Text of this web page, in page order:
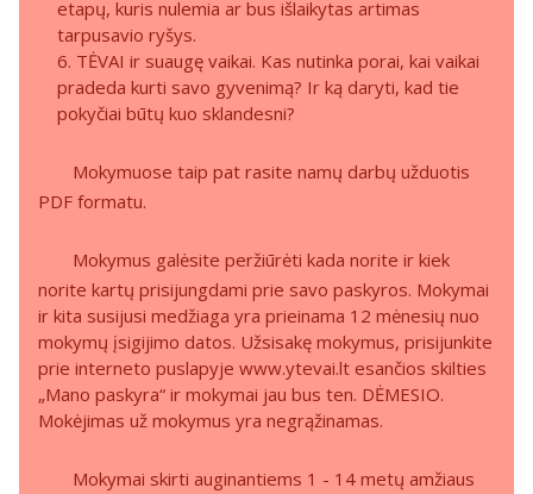
etapų, kuris nulemia ar bus išlaikytas artimas
tarpusavio ryšys.
6. TĖVAI ir suaugę vaikai. Kas nutinka porai, kai vaikai
pradeda kurti savo gyvenimą? Ir ką daryti, kad tie
pokyčiai būtų kuo sklandesni?
Mokymuose taip pat rasite namų darbų užduotis
PDF formatu.
Mokymus galėsite peržiūrėti kada norite ir kiek
norite kartų prisijungdami prie savo paskyros. Mokymai
ir kita susijusi medžiaga yra prieinama 12 mėnesių nuo
mokymų įsigijimo datos. Užsisakę mokymus, prisijunkite
prie interneto puslapyje www.ytevai.lt esančios skilties
„Mano paskyra“ ir mokymai jau bus ten. DĖMESIO.
Mokėjimas už mokymus yra negrąžinamas.
Mokymai skirti auginantiems 1 - 14 metų amžiaus